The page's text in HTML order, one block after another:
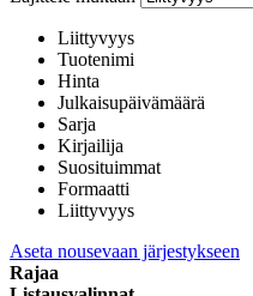
Liittyvyys
Tuotenimi
Hinta
Julkaisupäivämäärä
Sarja
Kirjailija
Suosituimmat
Formaatti
Liittyvyys
Aseta nousevaan järjestykseen
Rajaa